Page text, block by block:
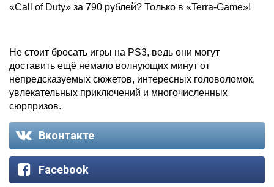
«Call of Duty» за 790 рублей? Только в «Terra-Game»!
Не стоит бросать игры на PS3, ведь они могут
доставить ещё немало волнующих минут от
непредсказуемых сюжетов, интересных головоломок,
увлекательных приключений и многочисленных
сюрпризов.
Вконтакте
Facebook